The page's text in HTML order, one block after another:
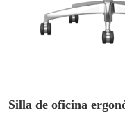
Silla de oficina